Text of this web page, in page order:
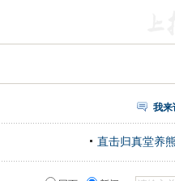
我来
直击归真堂养